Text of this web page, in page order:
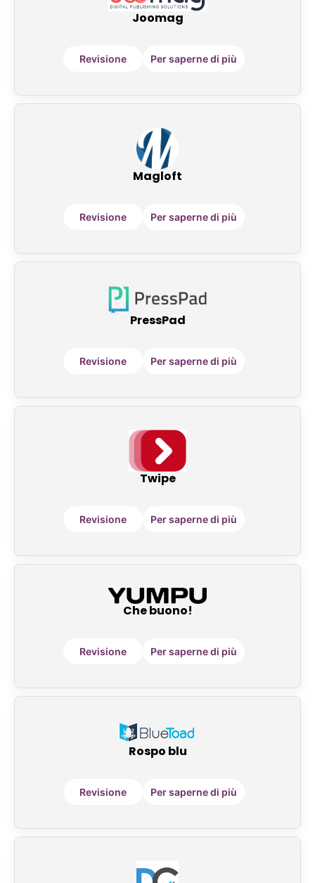
Joomag
Revisione Per saperne di più
Magloft
Revisione Per saperne di più
PressPad
Revisione Per saperne di più
Twipe
Revisione Per saperne di più
Che buono!
Revisione Per saperne di più
Rospo blu
Revisione Per saperne di più